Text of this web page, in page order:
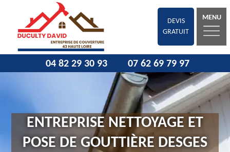
DEVIS
GRATUIT
MENU
04 82 29 30 93 07 62 69 79 97
ENTREPRISE NETTOYAGE ET
POSE DE GOUTTIÈRE DESGES